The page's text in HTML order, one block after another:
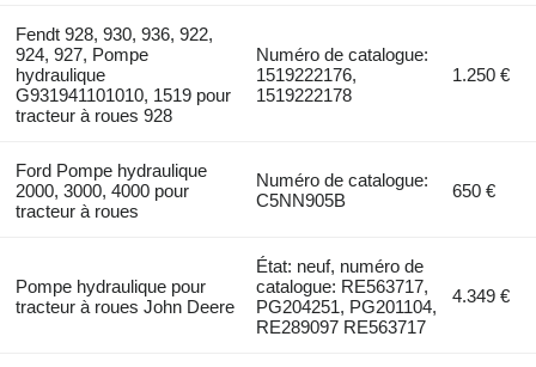
Fendt 928, 930, 936, 922,
924, 927, Pompe
hydraulique
G931941101010, 1519 pour
tracteur à roues 928
Numéro de catalogue:
1519222176,
1519222178
1.250 €
Ford Pompe hydraulique
2000, 3000, 4000 pour
tracteur à roues
Numéro de catalogue:
C5NN905B
650 €
Pompe hydraulique pour
tracteur à roues John Deere
État: neuf, numéro de
catalogue: RE563717,
PG204251, PG201104,
RE289097 RE563717
4.349 €